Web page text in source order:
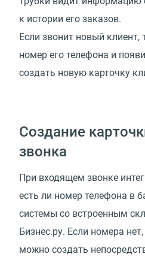
к истории его заказов.
Если звонит новый клиент,
номер его телефона и
создать новую карточку
Создание
звонка
При входящем звонке
есть ли номер телефона в
системы со встроенным
Бизнес.ру. Если номера
можно создать